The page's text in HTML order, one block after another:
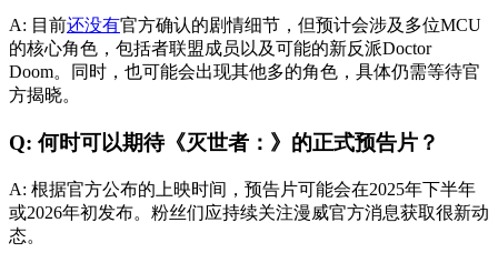
A: 目前还没有官方确认的剧情细节，但预计会涉及多位MCU
的核心角色，包括者联盟成员以及可能的新反派Doctor
Doom。同时，也可能会出现其他多的角色，具体仍需等待官
方揭晓。
Q: 何时可以期待《灭世者：》的正式预告片？
A: 根据官方公布的上映时间，预告片可能会在2025年下半年
或2026年初发布。粉丝们应持续关注漫威官方消息获取很新动
态。